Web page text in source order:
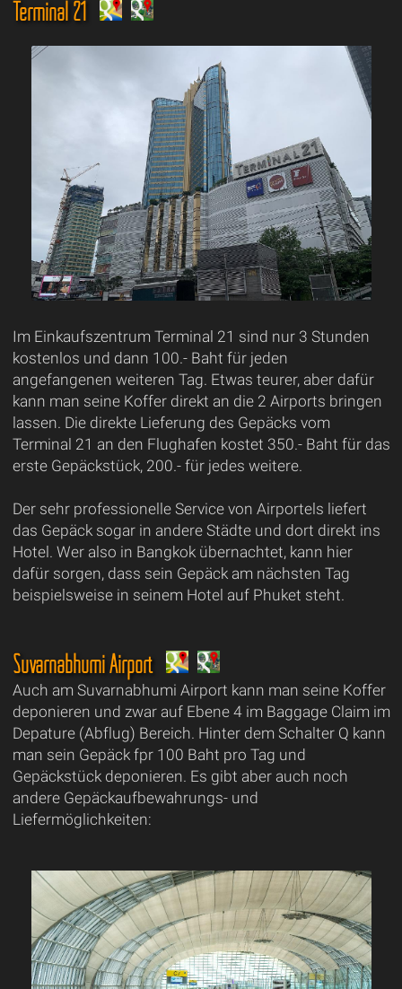
Terminal 21
Im Einkaufszentrum Terminal 21 sind nur 3 Stunden
kostenlos und dann 100.- Baht für jeden
angefangenen weiteren Tag. Etwas teurer, aber dafür
kann man seine Koffer direkt an die 2 Airports bringen
lassen. Die direkte Lieferung des Gepäcks vom
Terminal 21 an den Flughafen kostet 350.- Baht für das
erste Gepäckstück, 200.- für jedes weitere.
Der sehr professionelle Service von Airportels liefert
das Gepäck sogar in andere Städte und dort direkt ins
Hotel. Wer also in Bangkok übernachtet, kann hier
dafür sorgen, dass sein Gepäck am nächsten Tag
beispielsweise in seinem Hotel auf Phuket steht.
Suvarnabhumi Airport
Auch am Suvarnabhumi Airport kann man seine Koffer
deponieren und zwar auf Ebene 4 im Baggage Claim im
Depature (Abflug) Bereich. Hinter dem Schalter Q kann
man sein Gepäck fpr 100 Baht pro Tag und
Gepäckstück deponieren. Es gibt aber auch noch
andere Gepäckaufbewahrungs- und
Liefermöglichkeiten: